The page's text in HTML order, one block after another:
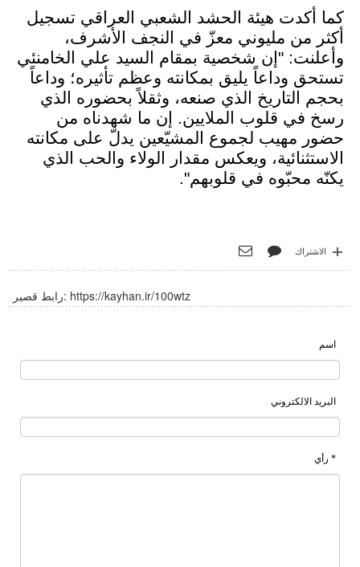
كما أكدت هيئة الحشد الشعبي العراقي تسجيل
أكثر من مليوني معزّ في النجف الأشرف،
وأعلنت: "إن شخصية بمقام السيد علي الخامنئي
تستحق وداعاً يليق بمكانته وعظم تأثيره؛ وداعاً
بحجم التاريخ الذي صنعه، وثقلاً بحضوره الذي
رسخ في قلوب الملايين. إن ما شهدناه من
حضور مهيب لجموع المشيّعين يدلّ على مكانته
الاستثنائية، ويعكس مقدار الولاء والحب الذي
يكنّه محبّوه في قلوبهم."
الاشتراك
رابط قصير: https://kayhan.ir/100wtz
اسم
البريد الالكتروني
* رأي